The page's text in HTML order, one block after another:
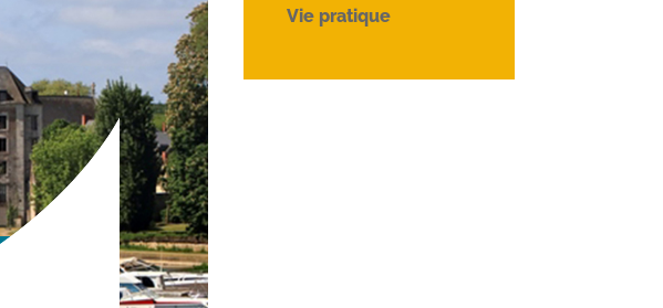
Vie pratique